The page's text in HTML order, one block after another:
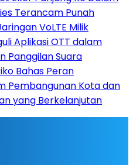
Terancam Punah
VoLTE Milik
Aplikasi OTT dalam
Panggilan Suara
Bahas Peran
Pembangunan Kota dan
yang Berkelanjutan